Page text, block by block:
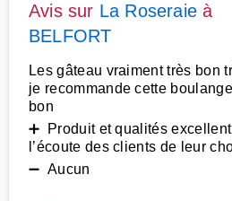
Avis sur La Roseraie à
BELFORT
Les gâteau vraiment très bon
je recommande cette
bon
➕ Produit et qualités
l’écoute des clients de leur
➖ Aucun